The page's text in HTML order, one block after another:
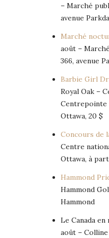
– Marché
avenue
Marché
août –
366, avenue
Barbie Girl
Royal Oak –
Centrepointe
Ottawa, 20 $
Concours de
Centre
Ottawa, à
Hammond
Hammond
Hammond
Le Canada en
août –